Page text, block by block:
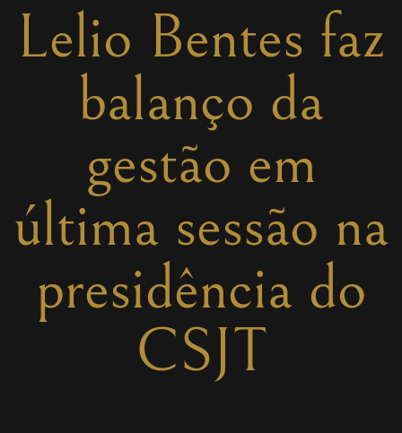
Lelio Bentes faz
balanço da
gestão em
última sessão na
presidência do
CSJT